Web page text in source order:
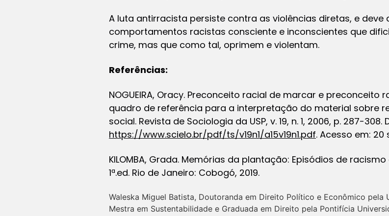
A luta antirracista persiste contra as violências diretas, e
comportamentos racistas consciente e inconscientes que
crime, mas que como tal, oprimem e violentam.
Referências:
NOGUEIRA, Oracy. Preconceito racial de marcar e
quadro de referência para a interpretação do material sobre
social. Revista de Sociologia da USP, v. 19, n. 1, 2006, p. 287-
https://www.scielo.br/pdf/ts/v19n1/a15v19n1.pdf. Acesso em: 20
KILOMBA, Grada. Memórias da plantação: Episódios de
1ª.ed. Rio de Janeiro: Cobogó, 2019.
Waleska Miguel Batista, Doutoranda em Direito Político e Econômico pela
Mestra em Sustentabilidade e Graduada em Direito pela Pontifícia